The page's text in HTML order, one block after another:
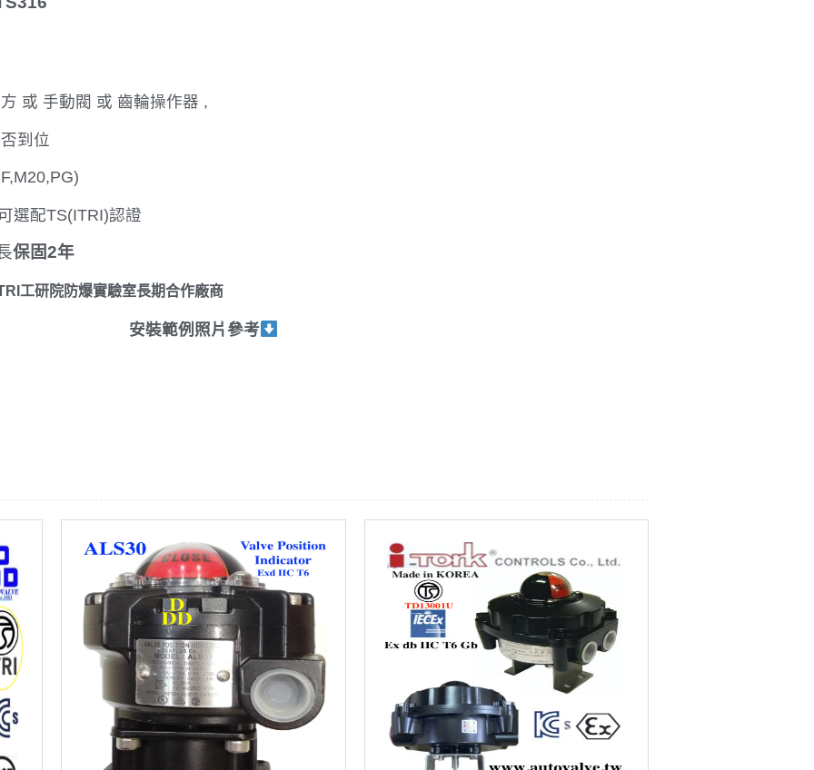
或 手動閥 或 齒輪操作器 ,
位
選配TS(ITRI)認證
保固2年
工研院防爆實驗室長期合作廠商
安裝範例照片參考